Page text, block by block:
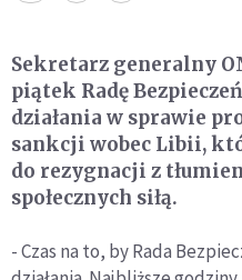
Sekretarz generalny
piątek Radę
działania w sprawie
sankcji wobec Libii,
do rezygnacji z
społecznych siłą.
- Czas na to, by Rada